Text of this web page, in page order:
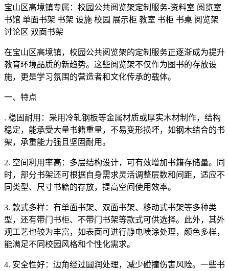
宝山区高境镇专属：校园公共阅览架定制服务-资料室 阅览室
书馆 单面书架 书架 设施 校园 展示柜 教室 书柜 书桌 阅览架
讨论区 双面书架
在宝山区高境镇，校园公共阅览架的定制服务正逐渐成为提升
教育环境品质的新趋势。这些阅览架不仅作为图书的存放设
施，更是学习氛围的营造者和文化传承的载体。
一、特点
. 稳固耐用：采用冷轧钢板等金属材质或厚实木材制作，结构
稳定，能承受大量书籍重量，不易变形损坏，如钢木结合的书
架，承重能力强且坚固耐用。
2. 空间利用率高：多层结构设计，可有效增加书籍存储量。同
时，部分书架还可根据自身需求灵活调整层数和间距，适应不
同类型、尺寸书籍的存放，提高空间使用效率。
3. 款式多样：有单面书架、双面书架、移动式书架等多种类
型，还有带门书柜、不带门书架等款式可供选择。此外，其外
观工艺也较为丰富，如表面可进行静电喷涂处理，颜色多样，
能满足不同校园风格和个性化需求。
4. 安全性好：边角经过圆润处理，减少碰撞伤害风险。一些书